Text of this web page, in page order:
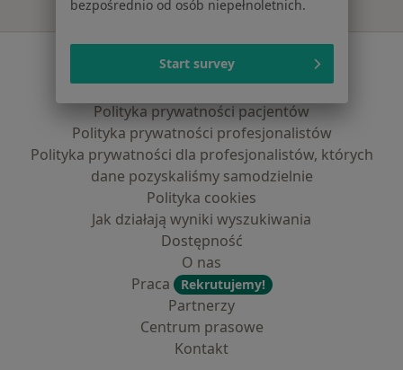
Serwis
Regulamin
Polityka prywatności pacjentów
Polityka prywatności profesjonalistów
Polityka prywatności dla profesjonalistów, których
dane pozyskaliśmy samodzielnie
Polityka cookies
Jak działają wyniki wyszukiwania
Dostępność
O nas
Praca
Rekrutujemy!
Partnerzy
Centrum prasowe
Kontakt
bezpośrednio od osób niepełnoletnich.
Start survey